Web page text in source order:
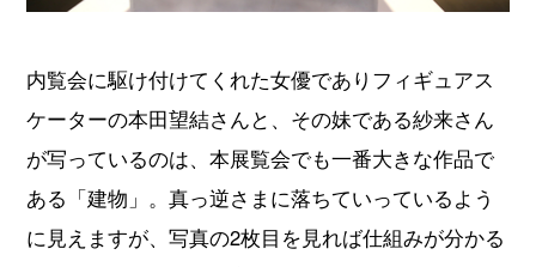
内覧会に駆け付けてくれた女優でありフィギュアス
ケーターの本田望結さんと、その妹である紗来さん
が写っているのは、本展覧会でも一番大きな作品で
ある「建物」。真っ逆さまに落ちていっているよう
に見えますが、写真の2枚目を見れば仕組みが分かる